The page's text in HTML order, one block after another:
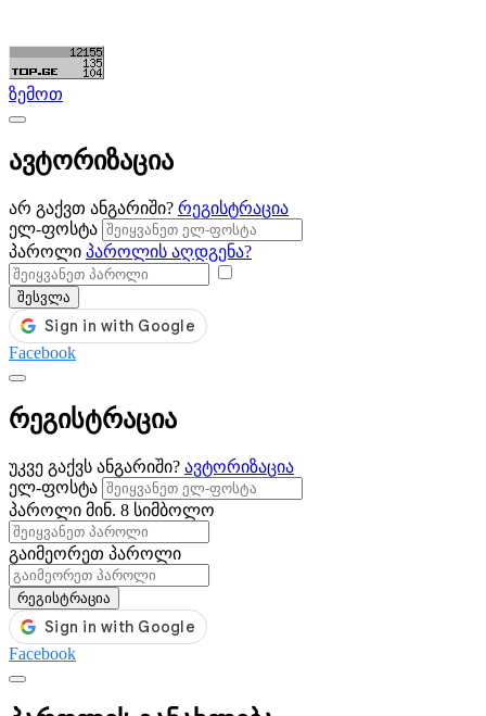
ზემოთ
ავტორიზაცია
არ გაქვთ ანგარიში? რეგისტრაცია
ელ-ფოსტა
პაროლი პაროლის აღდგენა?
შესვლა
Facebook
რეგისტრაცია
უკვე გაქვს ანგარიში? ავტორიზაცია
ელ-ფოსტა
პაროლი მინ. 8 სიმბოლო
გაიმეორეთ პაროლი
რეგისტრაცია
Facebook